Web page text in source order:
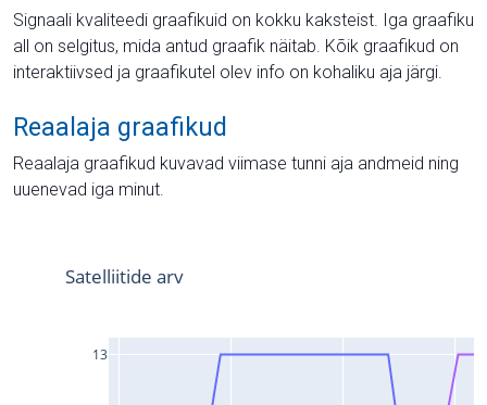
Signaali kvaliteedi graafikuid on kokku kaksteist. Iga graafiku
all on selgitus, mida antud graafik näitab. Kõik graafikud on
interaktiivsed ja graafikutel olev info on kohaliku aja järgi.
Reaalaja graafikud
Reaalaja graafikud kuvavad viimase tunni aja andmeid ning
uuenevad iga minut.